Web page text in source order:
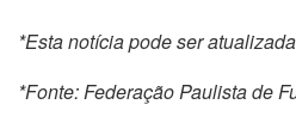
*Esta notícia pode ser
*Fonte: Federação Paulista de